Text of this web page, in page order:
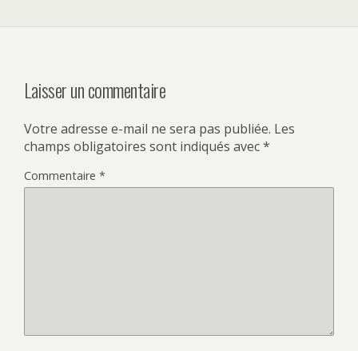
Laisser un commentaire
Votre adresse e-mail ne sera pas publiée. Les
champs obligatoires sont indiqués avec*
Commentaire *